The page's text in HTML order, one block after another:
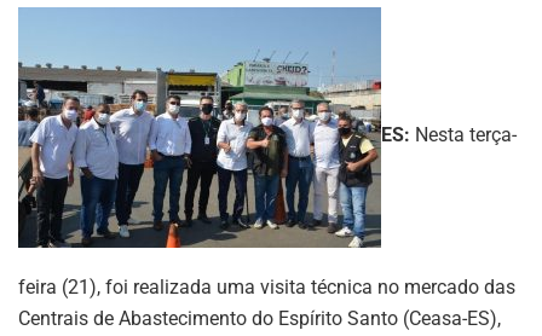
ES: Nesta terça-
feira (21), foi realizada uma visita técnica no mercado das
Centrais de Abastecimento do Espírito Santo (Ceasa-ES),